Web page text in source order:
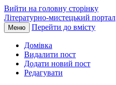
Вийти на головну сторінку
Літературно-мистецький портал
Меню Перейти до вмісту
Домівка
Видалити пост
Додати новий пост
Редагувати